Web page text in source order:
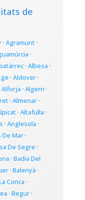
de
· Agramunt·
·
· Albesa ·
· Aldover·
Alforja · Algerri ·
· Almenar·
· Altafulla ·
· Anglesola ·
De Mar·
De Segre ·
· Badia Del
· Balenyà ·
Conca ·
· Begur·